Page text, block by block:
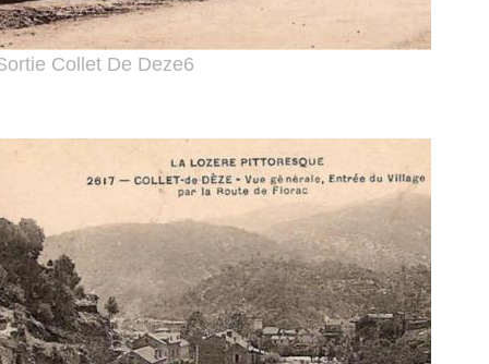
Collet De Deze6